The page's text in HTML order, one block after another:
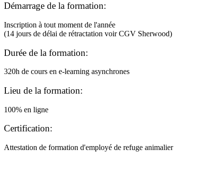
Démarrage de la formation:
Inscription à tout moment de l'année
(14 jours de délai de rétractation voir CGV Sherwood)
Durée de la formation:
320h de cours en e-learning asynchrones
Lieu de la formation:
100% en ligne
Certification:
Attestation de formation d'employé de refuge animalier